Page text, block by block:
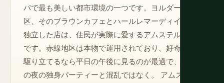
パで最も美しい都市環境の一つです。ヨルダーン地
区、そのブラウンカフェとハールレマーディイクの
独立した店は、住民が実際に愛するアムステルダム
です。赤線地区は本物で運用されており、好奇心が
駆り立てるなら平日の午後に見るのが最適で、金曜
の夜の独身パーティーと混乱ではなく。 アムステル